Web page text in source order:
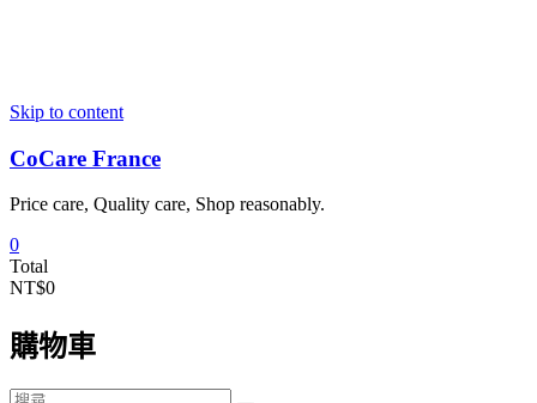
Skip to content
CoCare France
Price care, Quality care, Shop reasonably.
0
Total
NT$0
購物車